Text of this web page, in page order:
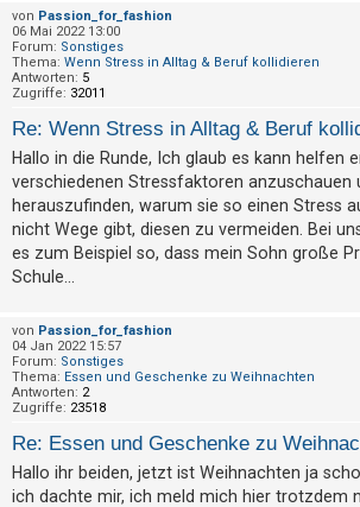
e
n
U
n
b
e
a
n
w
o
r
t
e
t
e
von Passion_for_fashion
06 Mai 2022 13:00
Forum: Sonstiges
Thema: Wenn Stress in Alltag & Beruf kollidieren
Antworten: 5
Zugriffe: 32011
Re: Wenn Stress in Alltag & Beruf
Hallo in die Runde, Ich glaub es kann helfen
verschiedenen Stressfaktoren anzuschauen
herauszufinden, warum sie so einen Stress
nicht Wege gibt, diesen zu vermeiden. Bei
es zum Beispiel so, dass mein Sohn große
Schule...
von Passion_for_fashion
04 Jan 2022 15:57
Forum: Sonstiges
Thema: Essen und Geschenke zu Weihnachten
Antworten: 2
Zugriffe: 23518
Re: Essen und Geschenke zu
Hallo ihr beiden, jetzt ist Weihnachten ja
ich dachte mir, ich meld mich hier trotzdem